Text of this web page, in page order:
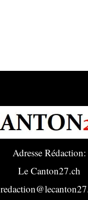
Adresse Rédaction:
Le Canton27.ch